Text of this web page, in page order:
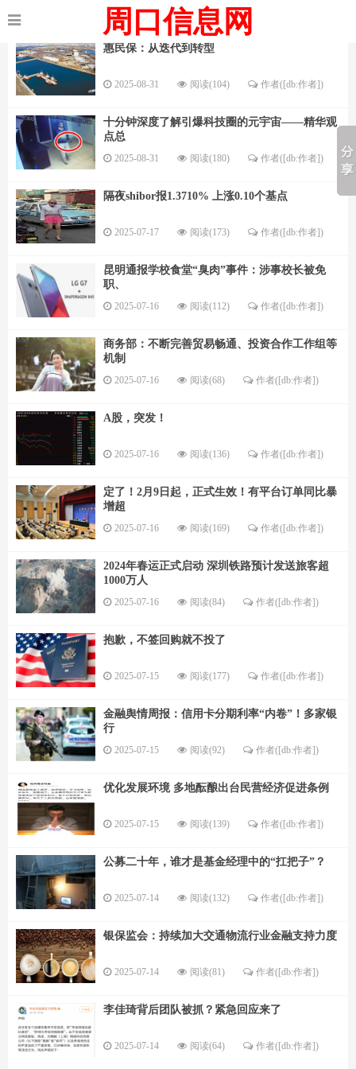
周口信息网
惠民保：从迭代到转型
2025-08-31 阅读(104) 作者([db:作者])
十分钟深度了解引爆科技圈的元宇宙——精华观
点总
2025-08-31 阅读(180) 作者([db:作者])
隔夜shibor报1.3710% 上涨0.10个基点
2025-07-17 阅读(173) 作者([db:作者])
昆明通报学校食堂“臭肉”事件：涉事校长被免
职、
2025-07-16 阅读(112) 作者([db:作者])
商务部：不断完善贸易畅通、投资合作工作组等
机制
2025-07-16 阅读(68) 作者([db:作者])
A股，突发！
2025-07-16 阅读(136) 作者([db:作者])
定了！2月9日起，正式生效！有平台订单同比暴
增超
2025-07-16 阅读(169) 作者([db:作者])
2024年春运正式启动 深圳铁路预计发送旅客超
1000万人
2025-07-16 阅读(84) 作者([db:作者])
抱歉，不签回购就不投了
2025-07-15 阅读(177) 作者([db:作者])
金融舆情周报：信用卡分期利率“内卷”！多家银
行
2025-07-15 阅读(92) 作者([db:作者])
优化发展环境 多地酝酿出台民营经济促进条例
2025-07-15 阅读(139) 作者([db:作者])
公募二十年，谁才是基金经理中的“扛把子”？
2025-07-14 阅读(132) 作者([db:作者])
银保监会：持续加大交通物流行业金融支持力度
2025-07-14 阅读(81) 作者([db:作者])
李佳琦背后团队被抓？紧急回应来了
2025-07-14 阅读(64) 作者([db:作者])